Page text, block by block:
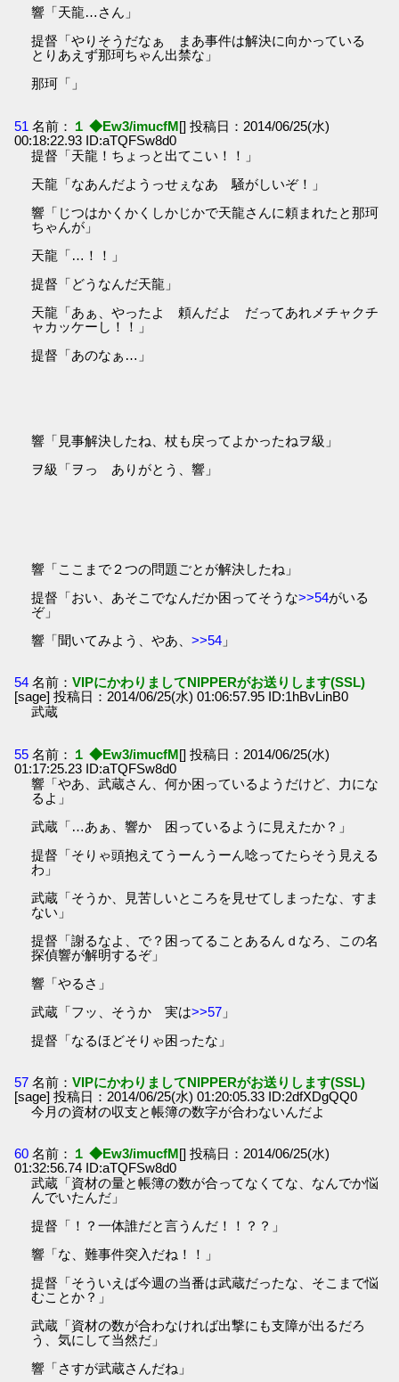
響「天龍…さん」
提督「やりそうだなぁ まあ事件は解決に向かっている
とりあえず那珂ちゃん出禁な」
那珂「」
51 名前： １ ◆Ew3/imucfM[] 投稿日：2014/06/25(水)
00:18:22.93 ID:aTQFSw8d0
提督「天龍！ちょっと出てこい！！」
天龍「なあんだようっせぇなあ 騒がしいぞ！」
響「じつはかくかくしかじかで天龍さんに頼まれたと那珂
ちゃんが」
天龍「…！！」
提督「どうなんだ天龍」
天龍「あぁ、やったよ 頼んだよ だってあれメチャクチ
ャカッケーし！！」
提督「あのなぁ…」
響「見事解決したね、杖も戻ってよかったねヲ級」
ヲ級「ヲっ ありがとう、響」
響「ここまで２つの問題ごとが解決したね」
提督「おい、あそこでなんだか困ってそうな>>54がいる
ぞ」
響「聞いてみよう、やあ、>>54 」
54 名前：VIPにかわりましてNIPPERがお送りします(SSL)
[sage] 投稿日：2014/06/25(水) 01:06:57.95 ID:1hBvLinB0
武蔵
55 名前： １ ◆Ew3/imucfM[] 投稿日：2014/06/25(水)
01:17:25.23 ID:aTQFSw8d0
響「やあ、武蔵さん、何か困っているようだけど、力にな
るよ」
武蔵「…あぁ、響か 困っているように見えたか？」
提督「そりゃ頭抱えてうーんうーん唸ってたらそう見える
わ」
武蔵「そうか、見苦しいところを見せてしまったな、すま
ない」
提督「謝るなよ、で？困ってることあるんｄなろ、この名
探偵響が解明するぞ」
響「やるさ」
武蔵「フッ、そうか 実は>>57 」
提督「なるほどそりゃ困ったな」
57 名前：VIPにかわりましてNIPPERがお送りします(SSL)
[sage] 投稿日：2014/06/25(水) 01:20:05.33 ID:2dfXDgQQ0
今月の資材の収支と帳簿の数字が合わないんだよ
60 名前： １ ◆Ew3/imucfM[] 投稿日：2014/06/25(水)
01:32:56.74 ID:aTQFSw8d0
武蔵「資材の量と帳簿の数が合ってなくてな、なんでか悩
んでいたんだ」
提督「！？一体誰だと言うんだ！！？？」
響「な、難事件突入だね！！」
提督「そういえば今週の当番は武蔵だったな、そこまで悩
むことか？」
武蔵「資材の数が合わなければ出撃にも支障が出るだろ
う、気にして当然だ」
響「さすが武蔵さんだね」